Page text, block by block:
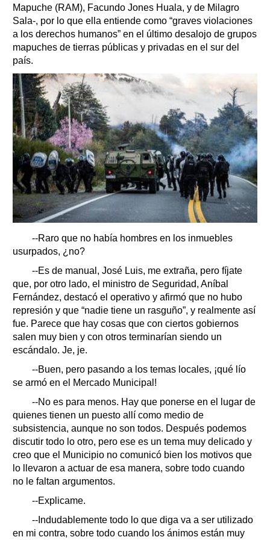
Mapuche (RAM), Facundo Jones Huala, y de Milagro
Sala-, por lo que ella entiende como “graves violaciones
a los derechos humanos” en el último desalojo de grupos
mapuches de tierras públicas y privadas en el sur del
país.
--Raro que no había hombres en los inmuebles
usurpados, ¿no?
--Es de manual, José Luis, me extraña, pero fíjate
que, por otro lado, el ministro de Seguridad, Aníbal
Fernández, destacó el operativo y afirmó que no hubo
represión y que “nadie tiene un rasguño”, y realmente así
fue. Parece que hay cosas que con ciertos gobiernos
salen muy bien y con otros terminarían siendo un
escándalo. Je, je.
--Buen, pero pasando a los temas locales, ¡qué lío
se armó en el Mercado Municipal!
--No es para menos. Hay que ponerse en el lugar de
quienes tienen un puesto allí como medio de
subsistencia, aunque no son todos. Después podemos
discutir todo lo otro, pero ese es un tema muy delicado y
creo que el Municipio no comunicó bien los motivos que
lo llevaron a actuar de esa manera, sobre todo cuando
no le faltan argumentos.
--Explicame.
--Indudablemente todo lo que diga va a ser utilizado
en mi contra, sobre todo cuando los ánimos están muy